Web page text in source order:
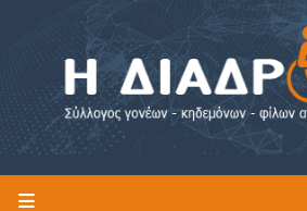
Η ΔΙΑΔΡΟΜΗ